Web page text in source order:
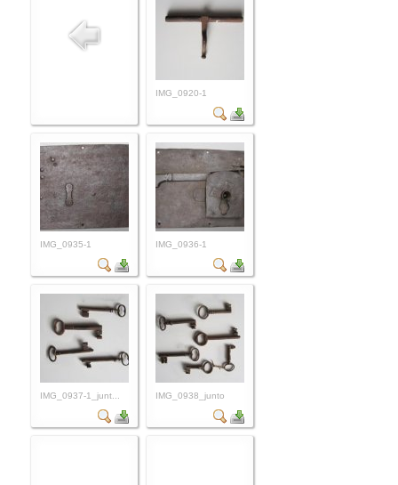
IMG_0920-1
IMG_0935-1 IMG_0936-1
IMG_0937-1_junt... IMG_0938_junto